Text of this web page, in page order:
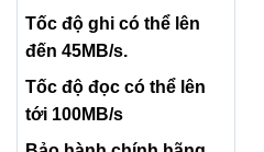
Tốc độ ghi có thể lên
đến 45MB/s.
Tốc độ đọc có thể lên
tới 100MB/s